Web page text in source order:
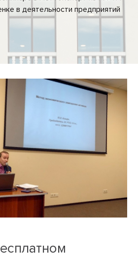
в деятельности предприятий